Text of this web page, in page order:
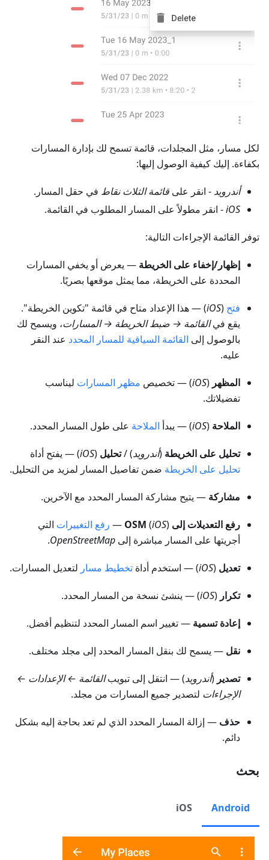
لكل مسار، مثل المجلدات، قائمة تسمح لك بإدارة المسارات
بكفاءة. إليك كيفية الوصول إليها:
أندرويد - انقر على قائمة الثلاث نقاط في حقل المسار.
iOS- انقر مطولاً على المسار المطلوب في القائمة.
توفر القائمة الإجراءات التالية:
إظهار/إخفاء على الخريطة — يعرض أو يخفي المسارات
المحددة على الخريطة، مما يمثل موقعها بصريًا.
فتح (
iOS) — هذا الإعداد متاح في قائمة "تكوين الخريطة".
يقع فيالقائمة → ضبط الخريطة → المسارات، ويسمح لك
بالوصول إلى القائمة السياقية للمسار المحدد عند النقر
عليه.
المظهر (
iOS) — تخصيص مظهر المسارات ليناسب
تفضيلاتك.
الملاحة (
iOS) — يبدأ الملاحة على طول المسار المحدد.
تحليل على الخريطة (أندرويد) /تحليل (
iOS) — يفتح أداة
تحليل على الخريطة ضمن تفاصيل المسار لمزيد من التحليل.
مشاركة — يتيح مشاركة المسار المحدد مع الآخرين.
رفع التعديلات إلى OSM (iOS) — رفع التغييرات التي
أجريتها على المسار مباشرة إلى OpenStreetMap
.
تعديل (
iOS) — استخدم أداة تخطيط مسار لتعديل المسارات.
تكرار (
iOS) — ينشئ نسخة من المسار المحدد.
إعادة تسمية — تغيير اسم المسار المحدد لتنظيم أفضل.
نقل — يسمح لك بنقل المسار المحدد إلى مجلد مختلف.
تصدير (أندرويد) — انتقل إلى تبويبالقائمة ← الإعدادات ←
الإجراءات لتصدير جميع المسارات من مجلد.
حذف — إزالة المسار المحدد الذي لم تعد بحاجة إليه بشكل
دائم.
بحث
Android
iOS